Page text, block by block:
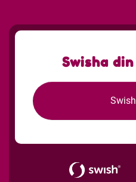
Swisha